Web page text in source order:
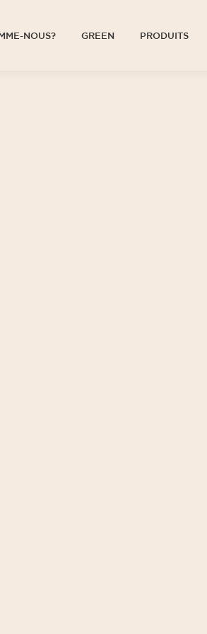
NOUS? GREEN PRODUITS